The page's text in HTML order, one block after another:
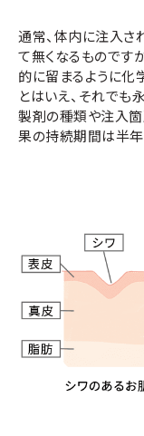
通常、体内に注入さ
て無くなるものです
的に留まるように化
とはいえ、それでも
製剤の種類や注入箇
果の持続期間は半年